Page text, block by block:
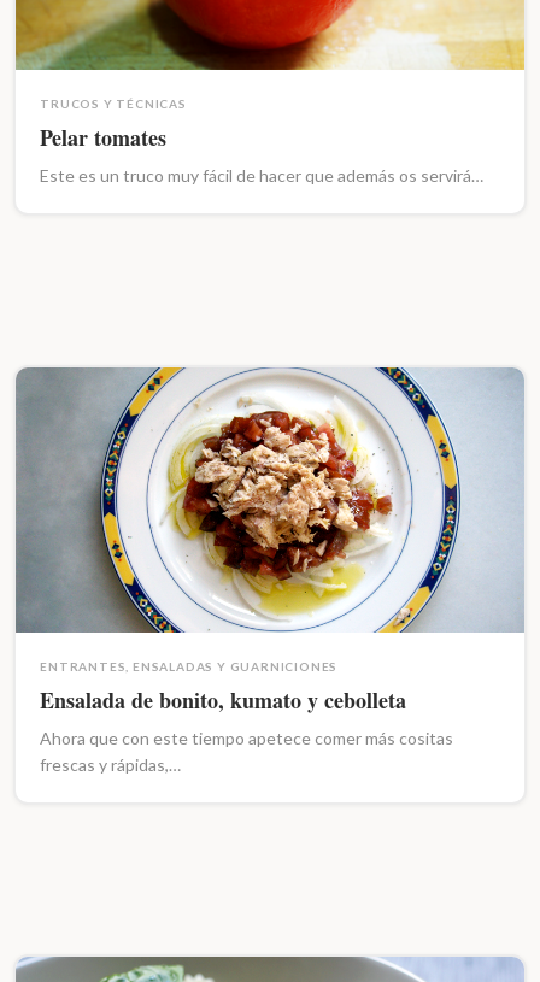
TRUCOS Y TÉCNICAS
Pelar tomates
Este es un truco muy fácil de hacer que además os servirá…
ENTRANTES, ENSALADAS Y GUARNICIONES
Ensalada de bonito, kumato y cebolleta
Ahora que con este tiempo apetece comer más cositas
frescas y rápidas,…